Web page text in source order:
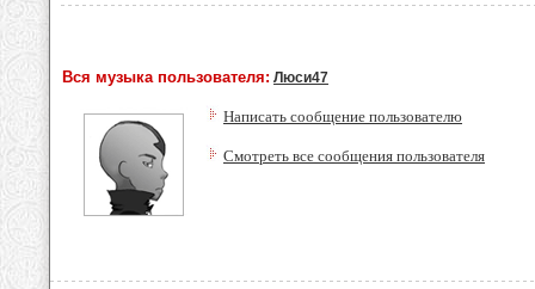
Вся музыка пользователя: Люси47
Написать сообщение пользователю
Смотреть все сообщения пользователя